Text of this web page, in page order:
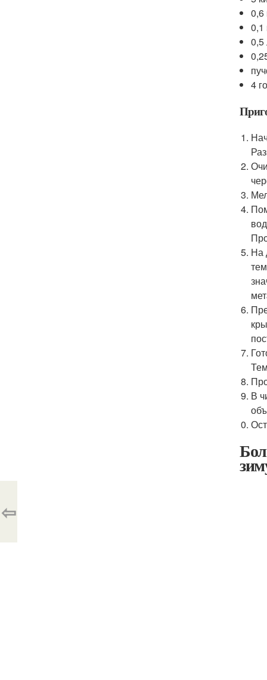
0,6
0,1
0,5
4
На
В
⇦